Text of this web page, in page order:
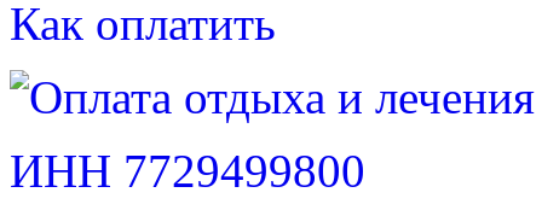
Как оплатить
ИНН 7729499800